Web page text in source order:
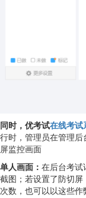
同时，优考试在线考试
行时，管理员在管理
屏监控画面
单人画面： 在后台考试
截图；若设置了防切
次数，也可以以这些